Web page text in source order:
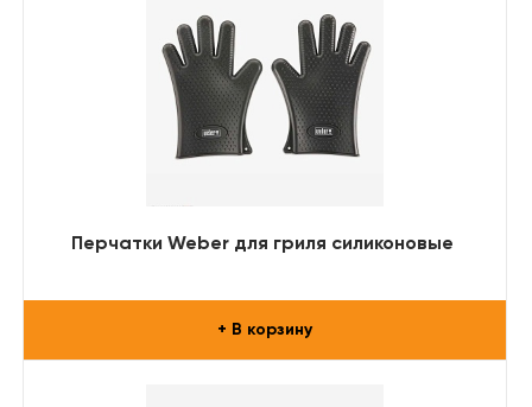
Перчатки Weber для гриля силиконовые
+ В корзину